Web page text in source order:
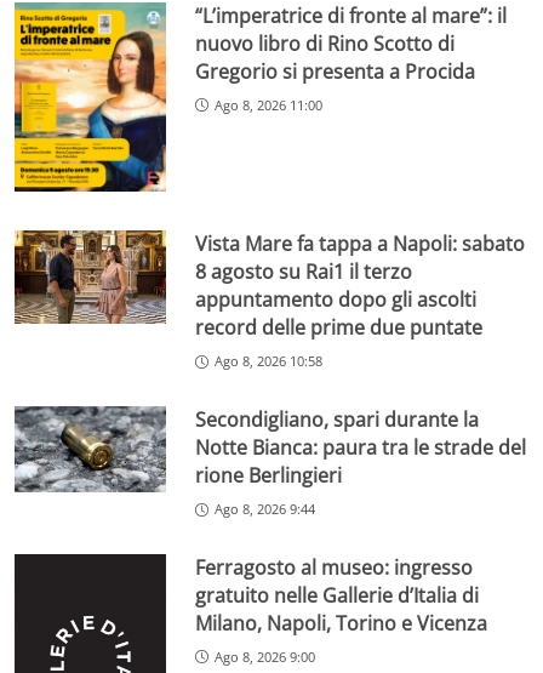
“L’imperatrice di fronte al mare”: il
nuovo libro di Rino Scotto di
Gregorio si presenta a Procida
Ago 8, 2026 11:00
Vista Mare fa tappa a Napoli: sabato
8 agosto su Rai1 il terzo
appuntamento dopo gli ascolti
record delle prime due puntate
Ago 8, 2026 10:58
Secondigliano, spari durante la
Notte Bianca: paura tra le strade del
rione Berlingieri
Ago 8, 2026 9:44
Ferragosto al museo: ingresso
gratuito nelle Gallerie d’Italia di
Milano, Napoli, Torino e Vicenza
Ago 8, 2026 9:00